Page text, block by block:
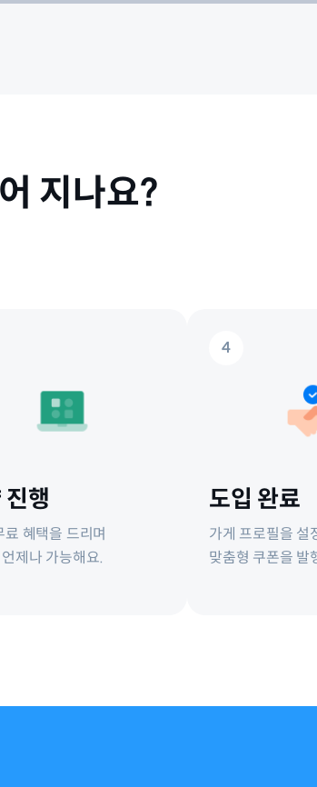
지나요?
진행
료 혜택을 드리며
제나 가능해요.
4
도입 완료
가게 프로필을 설
맞춤형 쿠폰을 발